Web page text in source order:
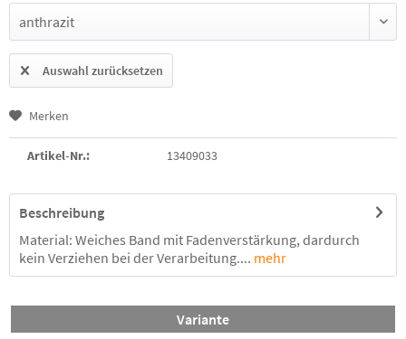
Auswahl zurücksetzen
Merken
Artikel-Nr.: 13409033
Beschreibung
Material: Weiches Band mit Fadenverstärkung, dardurch
kein Verziehen bei der Verarbeitung.... mehr
Variante